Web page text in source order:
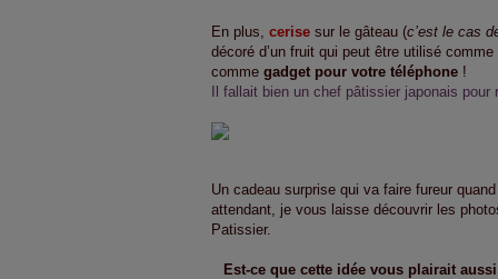
En plus, cerise sur le gâteau (c’est le cas
décoré d’un fruit qui peut être utilisé comme
comme gadget pour votre téléphone !
Il fallait bien un chef pâtissier japonais
Un cadeau surprise qui va faire fureur
attendant, je vous laisse découvrir les
Patissier.
Est-ce que cette idée vous plairait